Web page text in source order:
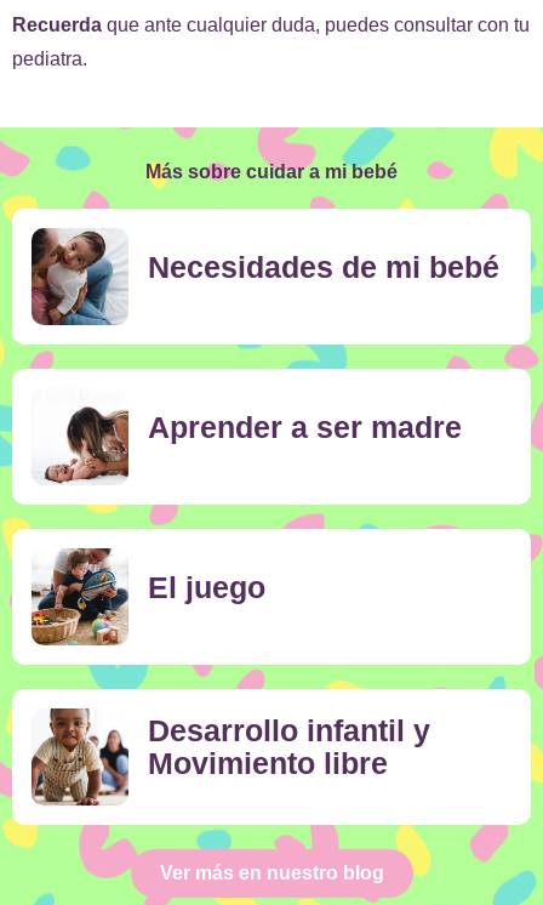
Recuerda que ante cualquier duda, puedes consultar con tu
pediatra.
Más sobre cuidar a mi bebé
Necesidades de mi bebé
Aprender a ser madre
El juego
Desarrollo infantil y
Movimiento libre
Ver más en nuestro blog